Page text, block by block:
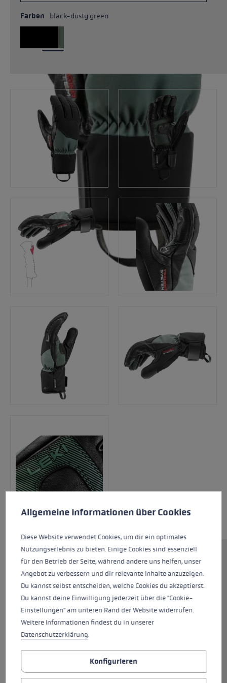
Farben black-dusty green
Mit dem Hevon Thermo 3D sind deine Hände
auch bei Minusgraden bestens geschützt! Eine
SOFT-TEX® Membrane in Kombination mit
einer Primaloft® Gold Isolierung sowie eine
Futterkombination aus Southern Pile und Micro
Bemberg schützen deine Hände optimal vor
Nässe und Minusgraden. Die Außenhand aus
aus 100% Premiumziegenleder und einem Grip
Patch. Diese Kombination sorgt für
Cookie-Voreinstellungen
Allgemeine Informationen über Cookies
Diese Website verwendet Cookies, um dir ein optimales
Nutzungserlebnis zu bieten. Einige Cookies sind essenziell
für den Betrieb der Seite, während andere uns helfen, unser
Angebot zu verbessern und dir relevante Inhalte anzuzeigen.
Du kannst selbst entscheiden, welche Cookies du akzeptierst.
Du kannst deine Einwilligung jederzeit über die "Cookie-
Einstellungen" am unteren Rand der Website widerrufen.
Weitere Informationen findest du in unserer
Datenschutzerklärung.
Konfigurieren